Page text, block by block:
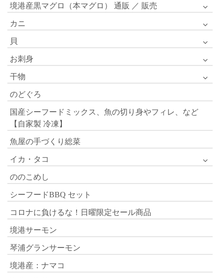
境港産黒マグロ（本マグロ） 通販 ／ 販売
カニ
貝
お刺身
干物
のどぐろ
国産シーフードミックス、魚の切り身やフィレ、など
【自家製 冷凍】
魚屋の手づくり総菜
イカ・タコ
ののこめし
シーフードBBQ セット
コロナに負けるな！日曜限定セール商品
境港サーモン
琴浦グランサーモン
境港産：ナマコ